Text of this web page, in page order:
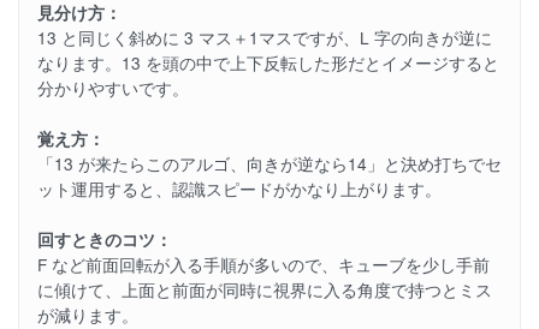
見分け方：
13 と同じく斜めに 3 マス＋1マスですが、L 字の向きが逆に
なります。13 を頭の中で上下反転した形だとイメージすると
分かりやすいです。
覚え方：
「13 が来たらこのアルゴ、向きが逆なら14」と決め打ちでセ
ット運用すると、認識スピードがかなり上がります。
回すときのコツ：
F など前面回転が入る手順が多いので、キューブを少し手前
に傾けて、上面と前面が同時に視界に入る角度で持つとミス
が減ります。